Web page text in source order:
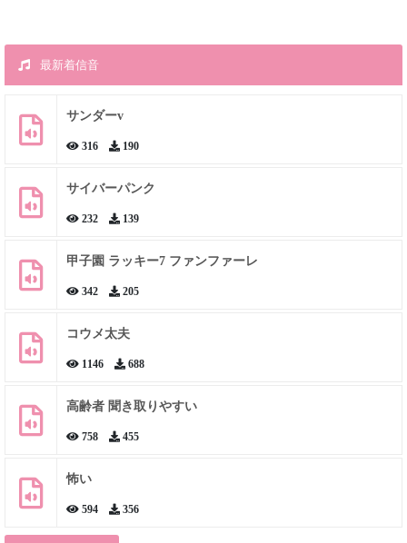
最新着信音
サンダーv
316 190
サイバーパンク
232 139
甲子園 ラッキー7 ファンファーレ
342 205
コウメ太夫
1146 688
高齢者 聞き取りやすい
758 455
怖い
594 356